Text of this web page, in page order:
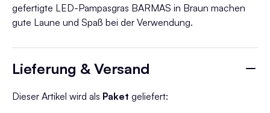
gefertigte LED-Pampasgras BARMAS in Braun machen
gute Laune und Spaß bei der Verwendung.
Lieferung & Versand
Dieser Artikel wird als Paket geliefert: